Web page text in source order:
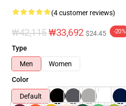
(4 customer reviews)
₩42,115₩33,692 $24.45 -20%
Type
Men
Women
Color
Default